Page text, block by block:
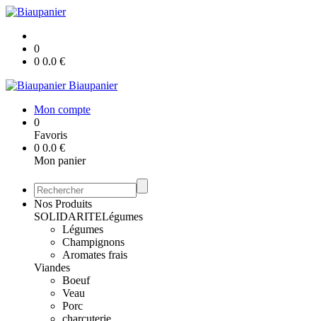
0
0 0.0 €
Biaupanier
Mon compte
0
Favoris
0 0.0 €
Mon panier
Nos Produits
SOLIDARITELégumes
Légumes
Champignons
Aromates frais
Viandes
Boeuf
Veau
Porc
charcuterie